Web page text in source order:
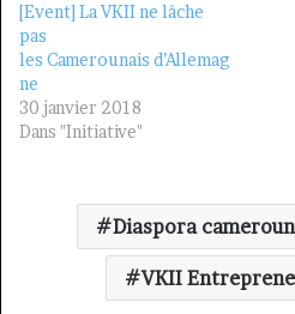
[Event] La VKII ne lâche
pas
les Camerounais d’Allemag
ne
30 janvier 2018
Dans "Initiative"
Diaspora
VKII